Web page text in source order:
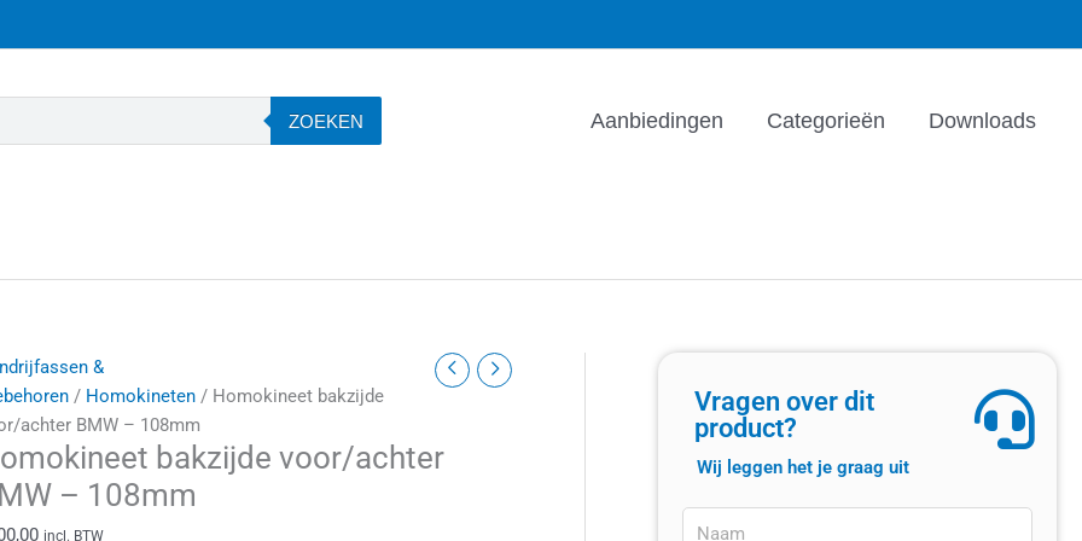
ZOEKEN Aanbiedingen Categorieën Downloads
&
/ Homokineten/ Homokineet bakzijde
achter BMW – 108mm
bakzijde voor/achter
– 108mm
incl. BTW
achter
Vragen over dit
product?
Wij leggen het je graag uit